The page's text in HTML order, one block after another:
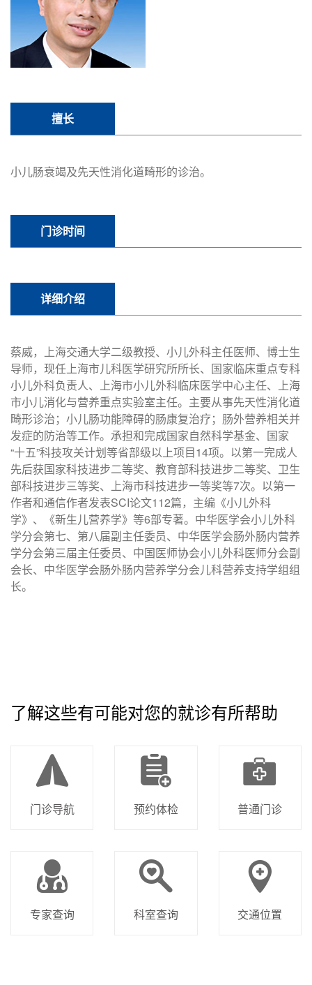
擅长
小儿肠衰竭及先天性消化道畸形的诊治。
门诊时间
详细介绍
蔡威，上海交通大学二级教授、小儿外科主任医师、博士生
导师，现任上海市儿科医学研究所所长、国家临床重点专科
小儿外科负责人、上海市小儿外科临床医学中心主任、上海
市小儿消化与营养重点实验室主任。主要从事先天性消化道
畸形诊治；小儿肠功能障碍的肠康复治疗；肠外营养相关并
发症的防治等工作。承担和完成国家自然科学基金、国家
“十五”科技攻关计划等省部级以上项目14项。以第一完成人
先后获国家科技进步二等奖、教育部科技进步二等奖、卫生
部科技进步三等奖、上海市科技进步一等奖等7次。以第一
作者和通信作者发表SCI论文112篇，主编《小儿外科
学》、《新生儿营养学》等6部专著。中华医学会小儿外科
学分会第七、第八届副主任委员、中华医学会肠外肠内营养
学分会第三届主任委员、中国医师协会小儿外科医师分会副
会长、中华医学会肠外肠内营养学分会儿科营养支持学组组
长。
了解这些有可能对您的就诊有所帮助
门诊导航 预约体检 普通门诊
专家查询 科室查询 交通位置